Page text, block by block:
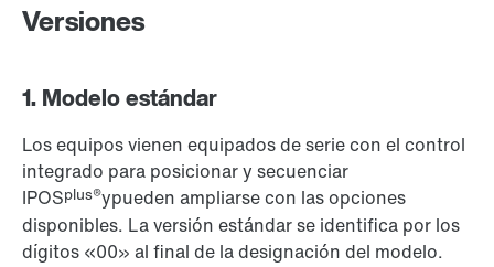
Versiones
1. Modelo estándar
Los equipos vienen equipados de serie con el control
integrado para posicionar y secuenciar
IPOSplus®ypueden ampliarse con las opciones
disponibles. La versión estándar se identifica por los
dígitos «00» al final de la designación del modelo.